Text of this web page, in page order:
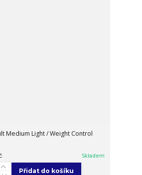
Medium Light / Weight Control
Skladem
Přidat do košíku